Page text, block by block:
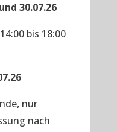
30.07.26
bis 18:00
nur
nach